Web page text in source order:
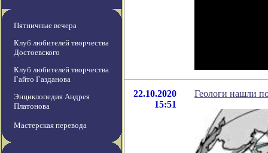
Пятничные вечера
Клуб любителей творчества
Достоевского
Клуб любителей творчества
Гайто Газданова
Энциклопедия Андрея
Платонова
Мастерская перевода
22.10.2020
15:51
Геологи нашли